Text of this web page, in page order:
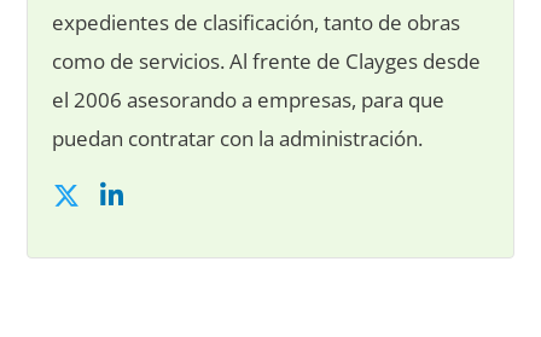
expedientes de clasificación, tanto de obras
como de servicios. Al frente de Clayges desde
el 2006 asesorando a empresas, para que
puedan contratar con la administración.